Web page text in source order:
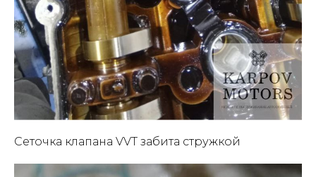
Сеточка клапана VVT забита стружкой